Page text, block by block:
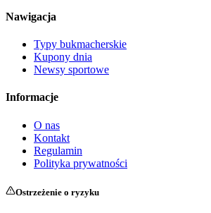
Nawigacja
Typy bukmacherskie
Kupony dnia
Newsy sportowe
Informacje
O nas
Kontakt
Regulamin
Polityka prywatności
Ostrzeżenie o ryzyku